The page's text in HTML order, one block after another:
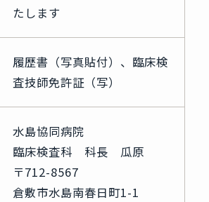
たします
履歴書（写真貼付）、臨床検
査技師免許証（写）
水島協同病院
臨床検査科 科長 瓜原
〒712-8567
倉敷市水島南春日町1-1